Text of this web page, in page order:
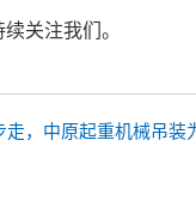
关注我们。
走，中原起重机械吊装